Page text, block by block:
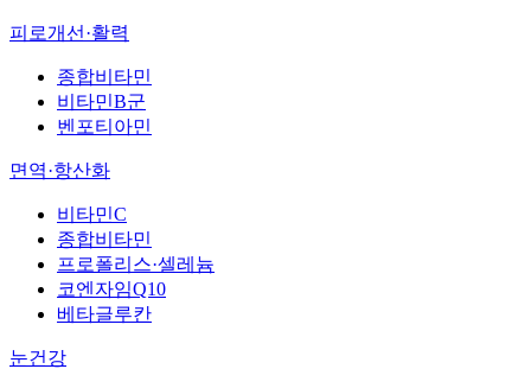
피로개선·활력
종합비타민
비타민B군
벤포티아민
면역·항산화
비타민C
종합비타민
프로폴리스·셀레늄
코엔자임Q10
베타글루칸
눈건강